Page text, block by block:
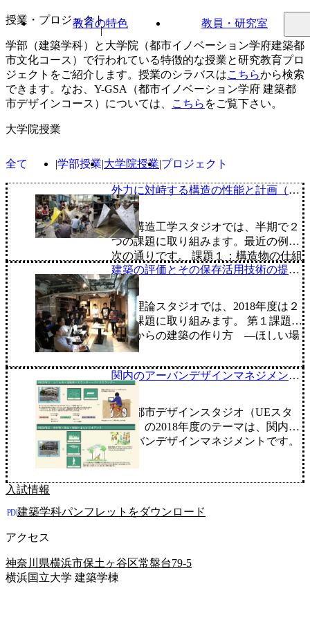
内容をスキップ
横浜国立大学 都市科学部 建築学科
教育の特色 教員・研究室
授業・プロジェクト
学部（建築学科）と大学院（都市イノベーション学府建築都
市文化コース）で行われている特徴的な授業と研究教育プロ
ジェクトをご紹介します。授業のシラバスはこちらから検索
できます。なお、Y-GSA（都市イノベーション学府 建築都
市デザインコース）については、
こちら をご覧下さい。
大学院授業
全て 学部授業 大学院授業 プロジェクト
外力に対峙する構造の性能と計画（SE
スタジオ）
建築構造工学スタジオでは、半期で２
つの課題に取り組みます。最近の例は
次の通りです。 課題１：構造物の仕組
みを伝える企画の立案 課題２：過酷な
条件下の架構に対する工学的検証 課題
1：構造物の仕組みを伝える企画の立
案 オープ […]
建築の評価とその保存活用技術の提案
（ATスタジオ）
建築理論スタジオでは、2018年度は２
つの課題に取り組みます。 第１課題：
これからの建築の作り方 —ほしい場
を自分たちでつくる 関内、伊勢ビルの
地下にあるThe CAVE。現在は飲食店
がテナントとして入りつつ、芸術系の
イ […]
関内のアーバンデザインマネジメント
（UEスタジオ）
環境都市デザインスタジオ（UEスタ
ジオ）の2018年度のテーマは、関内の
アーバンデザインマネジメントです。
提案・実践します。テーマごとに４グ
ループに分かれ、調査・計画・提案に
入試情報
建築学科パンフレットをダウンロード
アクセス
神奈川県横浜市保土ヶ谷区常盤台79-5
横浜国立大学 建築学棟